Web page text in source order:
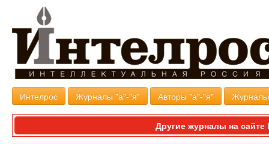
Интелрос Журналы "а"-"я" Авторы "а"-"я"
Другие журналы на